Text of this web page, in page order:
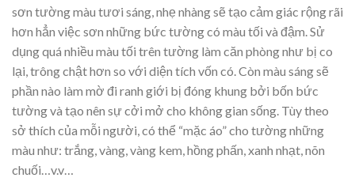
sơn tường màu tươi sáng, nhẹ nhàng sẽ tạo cảm giác rộng rãi
hơn hẳn việc sơn những bức tường có màu tối và đậm. Sử
dụng quá nhiều màu tối trên tường làm căn phòng như bị co
lại, trông chật hơn so với diện tích vốn có. Còn màu sáng sẽ
phần nào làm mờ đi ranh giới bị đóng khung bởi bốn bức
tường và tạo nên sự cởi mở cho không gian sống. Tùy theo
sở thích của mỗi người, có thể “mặc áo” cho tường những
màu như: trắng, vàng, vàng kem, hồng phấn, xanh nhạt, nõn
chuối…v.v…